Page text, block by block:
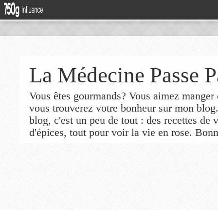
La Médecine Passe
Vous êtes gourmands? Vous aimez
vous trouverez votre bonheur sur mon
blog, c'est un peu de tout : des recettes de
d'épices, tout pour voir la vie en rose.